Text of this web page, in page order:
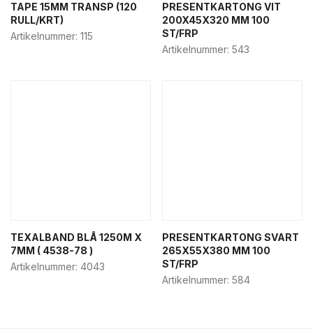
TAPE 15MM TRANSP (120
RULL/KRT)
Artikelnummer: 115
PRESENTKARTONG VIT
200X45X320 MM 100
ST/FRP
Artikelnummer: 543
TEXALBAND BLÅ 1250M X
7MM ( 4538-78 )
Artikelnummer: 4043
PRESENTKARTONG SVART
265X55X380 MM 100
ST/FRP
Artikelnummer: 584